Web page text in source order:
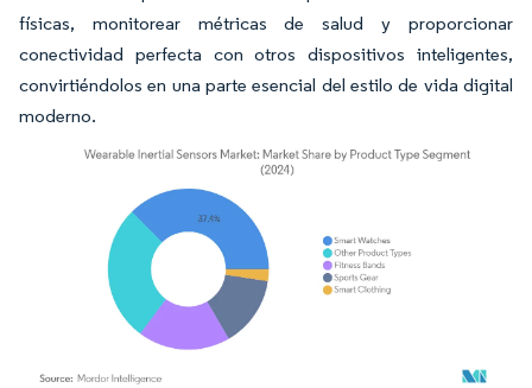
físicas, monitorear métricas de salud y proporcionar
conectividad perfecta con otros dispositivos inteligentes,
convirtiéndolos en una parte esencial del estilo de vida digital
moderno.